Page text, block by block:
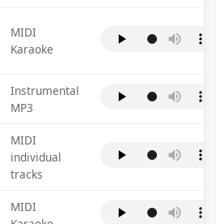
MIDI
Karaoke
Instrumental
MP3
MIDI
individual
tracks
MIDI